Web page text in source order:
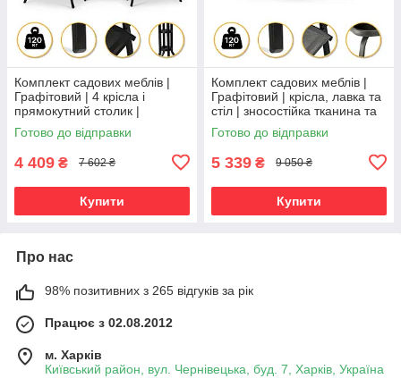
Комплект садових меблів |
Графітовий | 4 крісла і
прямокутний столик |
зносостійка тканина та
скляна стільниця | LEOBRO
Готово до відправки
4 409 ₴ 7 602 ₴
Купити
Комплект садових меблів |
Графітовий | крісла, лавка та
стіл | зносостійка тканина та
міцна конструкція | LEOBRO
LB-1056 | для
Готово до відправки
5 339 ₴ 9 050 ₴
Купити
Про нас
98% позитивних з 265 відгуків за рік
Працює з 02.08.2012
м. Харків
Київський район, вул. Чернівецька, буд. 7, Харків, Україна